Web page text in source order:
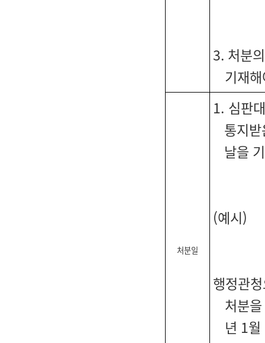
3. 처분
기재
처분일
1. 심판
통지
날을
(예시)
행정관
처분
년 1